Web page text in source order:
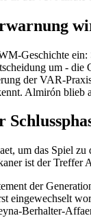
Geschichte
um - die
der VAR-
Almirón blieb
um das Spiel
ist der
der
eingewechselt
Berhalter-